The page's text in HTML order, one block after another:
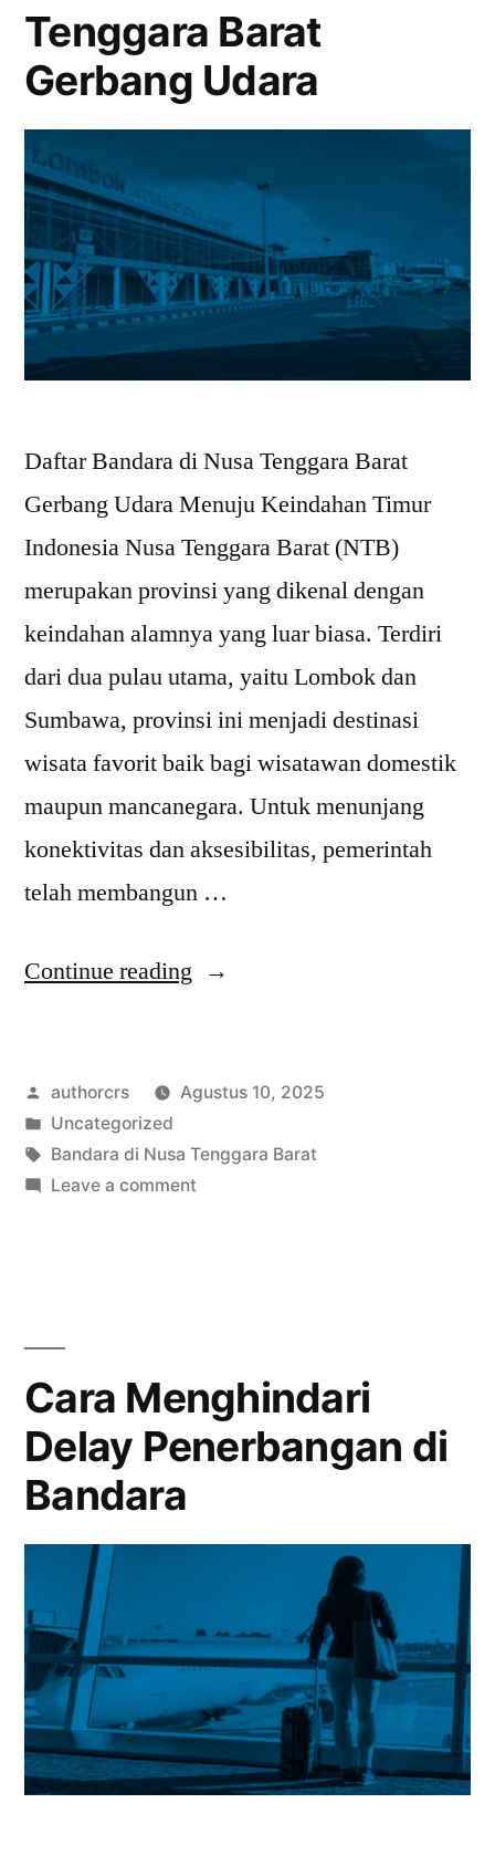
Dibayar
Tenggara Barat
Gerbang Udara
Daftar Bandara di Nusa Tenggara Barat
Gerbang Udara Menuju Keindahan Timur
Indonesia Nusa Tenggara Barat (NTB)
merupakan provinsi yang dikenal dengan
keindahan alamnya yang luar biasa. Terdiri
dari dua pulau utama, yaitu Lombok dan
Sumbawa, provinsi ini menjadi destinasi
wisata favorit baik bagi wisatawan domestik
maupun mancanegara. Untuk menunjang
konektivitas dan aksesibilitas, pemerintah
telah membangun …
Continue reading “Daftar
Nusa
Tenggara
Barat
Posted
by
authorcrs
Agustus 10, 2025
Posted
in
Uncategorized
Tags:
Bandara di Nusa Tenggara Barat
Leave a commenton
Gerbang
Cara Menghindari
Delay Penerbangan di
Bandara